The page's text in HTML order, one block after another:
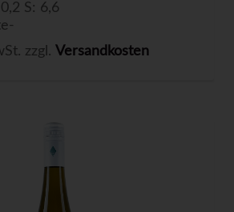
S: 6,6
zzgl. Versandkosten